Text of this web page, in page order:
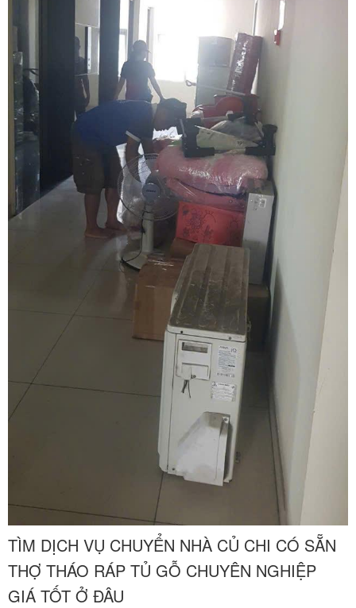
TÌM DỊCH VỤ CHUYỂN NHÀ CỦ CHI CÓ SẴN
THỢ THÁO RÁP TỦ GỖ CHUYÊN NGHIỆP
GIÁ TỐT Ở ĐÂU